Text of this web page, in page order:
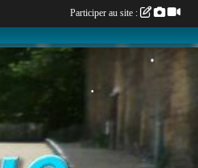
Participer au site :